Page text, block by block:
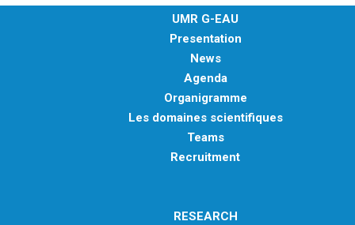
UMR G-EAU
Presentation
News
Agenda
Organigramme
Les domaines scientifiques
Teams
Recruitment
RESEARCH